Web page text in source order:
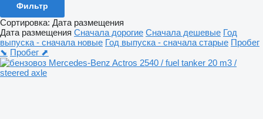
Фильтр
Сортировка: Дата размещения
Дата размещения Сначала дорогие Сначала дешевые Год
выпуска - сначала новые Год выпуска - сначала старые Пробег
⬊ Пробег ⬈